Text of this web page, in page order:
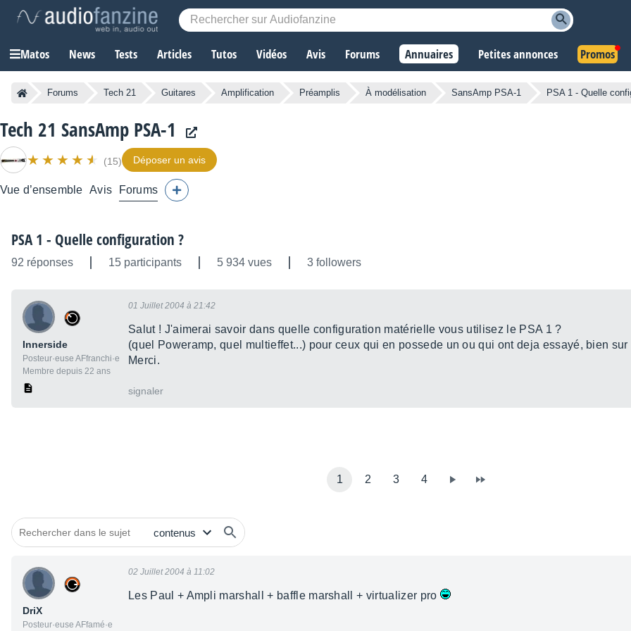
Matos News Tests Articles Tutos Vidéos Avis Forums Annuaires Petites annonces Promos
Forums Tech 21 Guitares Amplification Préamplis À modélisation SansAmp PSA-1 PSA 1 - Quelle
Tech 21 SansAmp PSA-1
(15) Déposer un avis
Vue d’ensemble Avis Forums
PSA 1 - Quelle configuration ?
92 réponses 15 participants 5 934 vues 3 followers
Innerside
Posteur·euse AFfranchi·e
Membre depuis 22 ans
01 Juillet 2004 à 21:42
Salut ! J'aimerai savoir dans quelle configuration matérielle vous utilisez le PSA 1 ?
(quel Poweramp, quel multieffet...) pour ceux qui en possede un ou qui ont deja essayé, bien
Merci.
signaler
1 2 3 4
DriX
Posteur·euse AFfamé·e
02 Juillet 2004 à 11:02
Les Paul + Ampli marshall + baffle marshall + virtualizer pro